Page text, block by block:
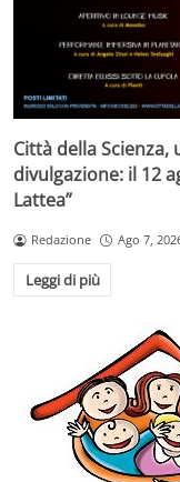
Città della
divulgazione: il 12
Lattea”
Redazione Ago 7,
Leggi di più